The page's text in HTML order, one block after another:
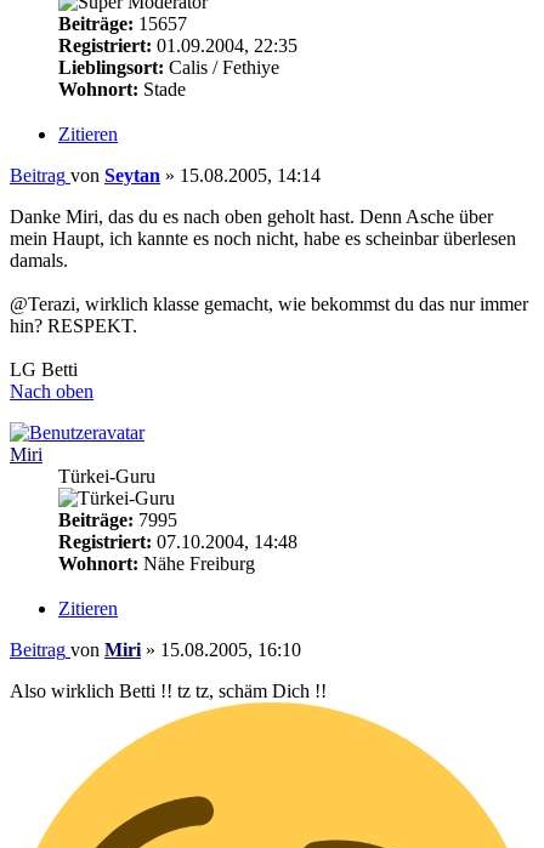
Beiträge: 15657
Registriert: 01.09.2004, 22:35
Lieblingsort: Calis / Fethiye
Wohnort: Stade
Zitieren
Beitrag von Seytan » 15.08.2005, 14:14
Danke Miri, das du es nach oben geholt hast. Denn Asche über
mein Haupt, ich kannte es noch nicht, habe es scheinbar überlesen
damals.
@Terazi, wirklich klasse gemacht, wie bekommst du das nur immer
hin? RESPEKT.
LG Betti
Nach oben
Miri
Türkei-Guru
Beiträge: 7995
Registriert: 07.10.2004, 14:48
Wohnort: Nähe Freiburg
Zitieren
Beitrag von Miri » 15.08.2005, 16:10
Also wirklich Betti !! tz tz, schäm Dich !!